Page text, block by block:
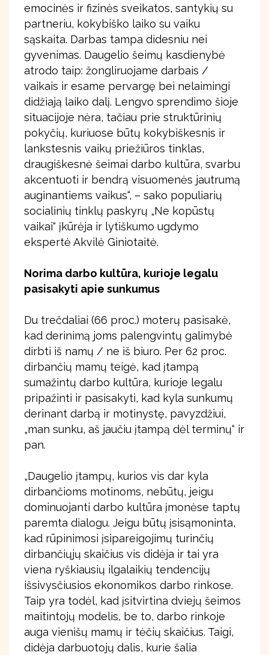
emocinės ir fizinės sveikatos, santykių su
partneriu, kokybiško laiko su vaiku
sąskaita. Darbas tampa didesniu nei
gyvenimas. Daugelio šeimų kasdienybė
atrodo taip: žongliruojame darbais /
vaikais ir esame pervargę bei nelaimingi
didžiają laiko dalį. Lengvo sprendimo šioje
situacijoje nėra, tačiau prie struktūrinių
pokyčių, kuriuose būtų kokybiškesnis ir
lankstesnis vaikų priežiūros tinklas,
draugiškesnė šeimai darbo kultūra, svarbu
akcentuoti ir bendrą visuomenės jautrumą
auginantiems vaikus“, – sako populiarių
socialinių tinklų paskyrų „Ne kopūstų
vaikai“ įkūrėja ir lytiškumo ugdymo
ekspertė Akvilė Giniotaitė.
Norima darbo kultūra, kurioje legalu
pasisakyti apie sunkumus
Du trečdaliai (66 proc.) moterų pasisakė,
kad derinimą joms palengvintų galimybė
dirbti iš namų / ne iš biuro. Per 62 proc.
dirbančių mamų teigė, kad įtampą
sumažintų darbo kultūra, kurioje legalu
pripažinti ir pasisakyti, kad kyla sunkumų
derinant darbą ir motinystę, pavyzdžiui,
„man sunku, aš jaučiu įtampą dėl terminų“ ir
pan.
„Daugelio įtampų, kurios vis dar kyla
dirbančioms motinoms, nebūtų, jeigu
dominuojanti darbo kultūra įmonėse taptų
paremta dialogu. Jeigu būtų įsisąmoninta,
kad rūpinimosi įsipareigojimų turinčių
dirbančiųjų skaičius vis didėja ir tai yra
viena ryškiausių ilgalaikių tendencijų
išsivysčiusios ekonomikos darbo rinkose.
Taip yra todėl, kad įsitvirtina dviejų šeimos
maitintojų modelis, be to, darbo rinkoje
auga vienišų mamų ir tėčių skaičius. Taigi,
didėja darbuotojų dalis, kurie šalia